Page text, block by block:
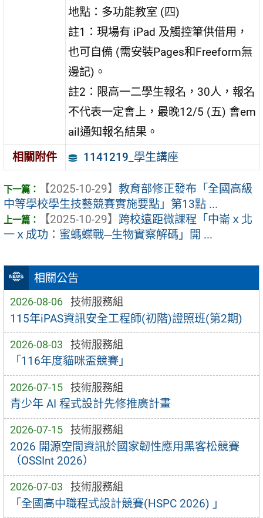
相關公告
2026-08-06 技術服務組
115年iPAS資訊安全工程師(初階)證照班(第2期)
2026-08-03 技術服務組
「116年度貓咪盃競賽」
2026-07-15 技術服務組
青少年 AI 程式設計先修推廣計畫
2026-07-15 技術服務組
2026 開源空間資訊於國家韌性應用黑客松競賽
（OSSInt 2026）
2026-07-03 技術服務組
「全國高中職程式設計競賽(HSPC 2026) 」
地點：多功能教室 (四)
註1：現場有 iPad 及觸控筆供借用，
也可自備 (需安裝Pages和Freeform無
邊記)。
註2：限高一二學生報名，30人，報名
不代表一定會上，最晚12/5 (五) 會em
ail通知報名結果。
相關附件
1141219_學生講座
【2025-10-29】 教育部修正發布「全國高級
中等學校學生技藝競賽實施要點」第13點 ...
【2025-10-29】 跨校遠距微課程「中崙ｘ北
一ｘ成功：蜜螞蝶戰─生物實察解碼」開 ...